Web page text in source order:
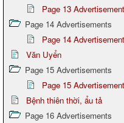
Page 13
Page 14 Advertisements
Page 14
Văn Uyển
Page 15 Advertisements
Page 15
Bệnh thiên thời, ẩu tả
Page 16 Advertisements